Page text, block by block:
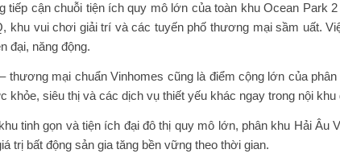
tiếp cận chuỗi tiện ích quy mô lớn của toàn khu Ocean Park
khu vui chơi giải trí và các tuyến phố thương mại sầm uất.
đại, năng động.
thương mại chuẩn Vinhomes cũng là điểm cộng lớn của
siêu thị và các dịch vụ thiết yếu khác ngay trong nội
tinh gọn và tiện ích đại đô thị quy mô lớn, phân khu Hải
trị bất động sản gia tăng bền vững theo thời gian.